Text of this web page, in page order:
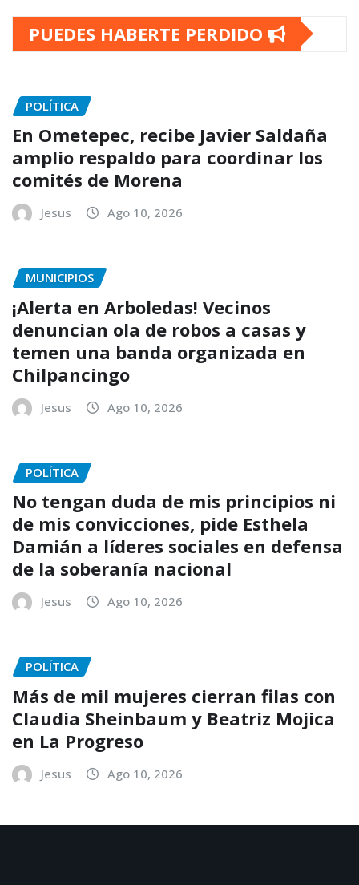
PUEDES HABERTE PERDIDO
POLÍTICA
En Ometepec, recibe Javier Saldaña
amplio respaldo para coordinar los
comités de Morena
Jesus Ago 10, 2026
MUNICIPIOS
¡Alerta en Arboledas! Vecinos
denuncian ola de robos a casas y
temen una banda organizada en
Chilpancingo
Jesus Ago 10, 2026
POLÍTICA
No tengan duda de mis principios ni
de mis convicciones, pide Esthela
Damián a líderes sociales en defensa
de la soberanía nacional
Jesus Ago 10, 2026
POLÍTICA
Más de mil mujeres cierran filas con
Claudia Sheinbaum y Beatriz Mojica
en La Progreso
Jesus Ago 10, 2026